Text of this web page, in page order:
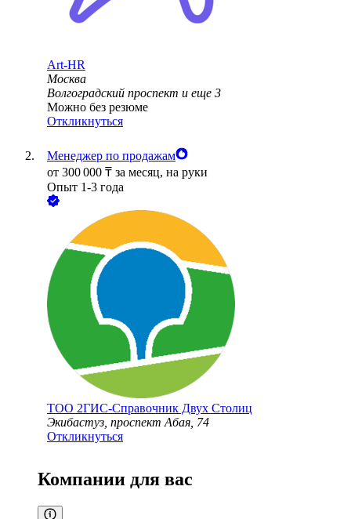
Art-HR
Москва
Волгоградский проспект и еще 3
Можно без резюме
Откликнуться
Менеджер по продажам
от 300 000 ₸ за месяц, на руки
Опыт 1-3 года
ТОО 2ГИС-Справочник Двух Столиц
Экибастуз, проспект Абая, 74
Откликнуться
Компании для вас